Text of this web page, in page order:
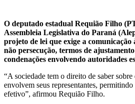
O deputado estadual Requião Filho
Assembleia Legislativa do Paraná
projeto de lei que exige a comunicação
não persecução, termos de
condenações envolvendo autoridades
“A sociedade tem o direito de saber
envolvem seus representantes,
efetivo”, afirmou Requião Filho.